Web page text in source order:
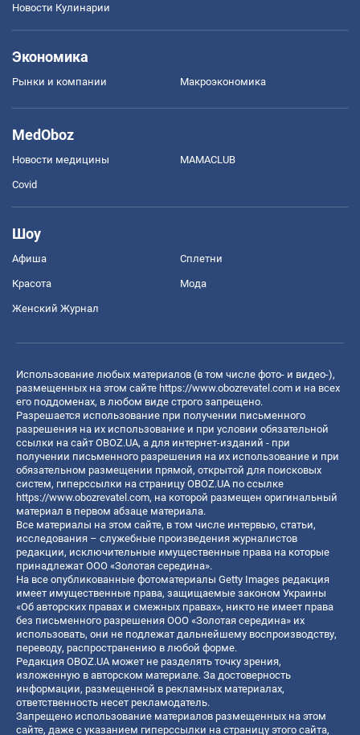
Новости Кулинарии
Экономика
Рынки и компании Mакроэкономика
MedOboz
Новости медицины MAMACLUB
Covid
Шоу
Афиша Сплетни
Красота Мода
Женский Журнал
Использование любых материалов (в том числе фото- и видео-),
размещенных на этом сайте https://www.obozrevatel.com и на всех
его поддоменах, в любом виде строго запрещено.
Разрешается использование при получении письменного
разрешения на их использование и при условии обязательной
ссылки на сайт OBOZ.UA, а для интернет-изданий - при
получении письменного разрешения на их использование и при
обязательном размещении прямой, открытой для поисковых
систем, гиперссылки на страницу OBOZ.UA по ссылке
https://www.obozrevatel.com, на которой размещен оригинальный
материал в первом абзаце материала.
Все материалы на этом сайте, в том числе интервью, статьи,
исследования – служебные произведения журналистов
редакции, исключительные имущественные права на которые
принадлежат ООО «Золотая середина».
На все опубликованные фотоматериалы Getty Images редакция
имеет имущественные права, защищаемые законом Украины
«Об авторских правах и смежных правах», никто не имеет права
без письменного разрешения ООО «Золотая середина» их
использовать, они не подлежат дальнейшему воспроизводству,
переводу, распространению в любой форме.
Редакция OBOZ.UA может не разделять точку зрения,
изложенную в авторском материале. За достоверность
информации, размещенной в рекламных материалах,
ответственность несет рекламодатель.
Запрещено использование материалов размещенных на этом
сайте, даже с указанием гиперссылки на страницу этого сайта,